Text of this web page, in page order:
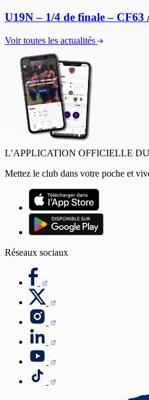
U19N – 1/4 de finale – CF63
Voir toutes les actualités
L’APPLICATION OFFICIELLE
Mettez le club dans votre poche et
Réseaux sociaux